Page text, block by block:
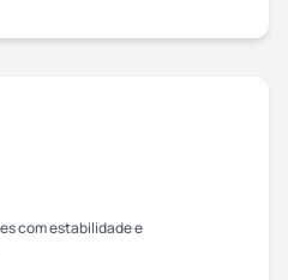
com estabilidade e